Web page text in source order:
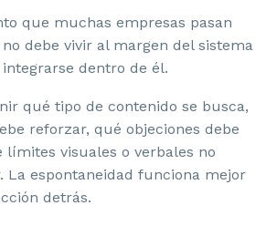
que muchas empresas pasan
no debe vivir al margen del sistema
dentro de él.
qué tipo de contenido se busca,
reforzar, qué objeciones debe
límites visuales o verbales no
La espontaneidad funciona mejor
detrás.